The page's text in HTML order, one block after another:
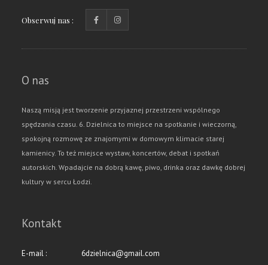
Obserwuj nas :
O nas
Naszą misją jest tworzenie przyjaznej przestrzeni wspólnego
spędzania czasu. 6. Dzielnica to miejsce na spotkanie i wieczorną,
spokojną rozmowę ze znajomymi w domowym klimacie starej
kamienicy. To też miejsce wystaw, koncertów, debat i spotkań
autorskich. Wpadajcie na dobrą kawę, piwo, drinka oraz dawkę dobrej
kultury w sercu Łodzi.
Kontakt
E-mail :
6dzielnica@gmail.com